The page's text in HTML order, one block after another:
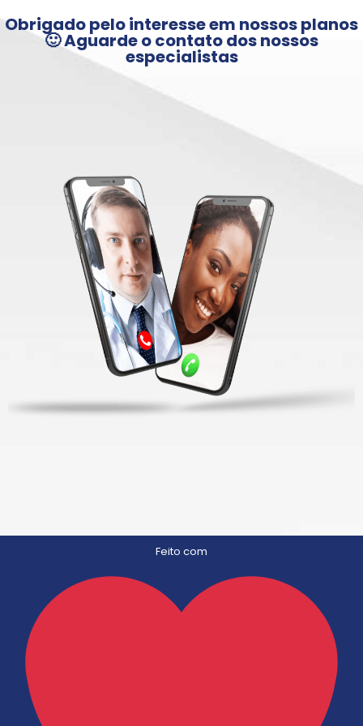
Obrigado pelo interesse em nossos planos
🙂 Aguarde o contato dos nossos
especialistas
Feito com